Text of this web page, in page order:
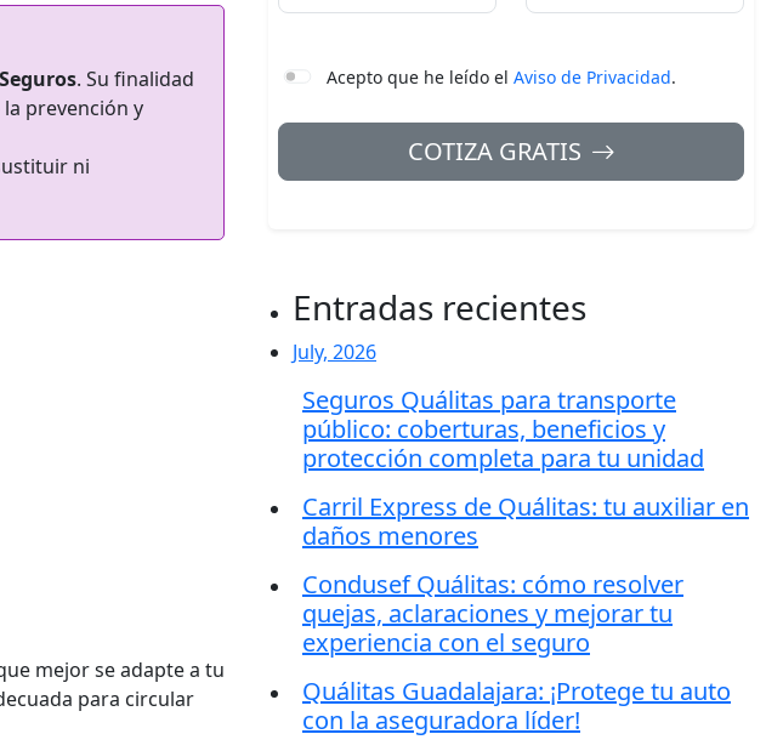
. Su finalidad
prevención y
ni
mejor se adapte a tu
para circular
Acepto que he leído el Aviso de Privacidad.
COTIZA GRATIS
Entradas recientes
July, 2026
Seguros Quálitas para transporte
público: coberturas, beneficios y
protección completa para tu unidad
Carril Express de Quálitas: tu auxiliar en
daños menores
Condusef Quálitas: cómo resolver
quejas, aclaraciones y mejorar tu
experiencia con el seguro
Quálitas Guadalajara: ¡Protege tu auto
con la aseguradora líder!